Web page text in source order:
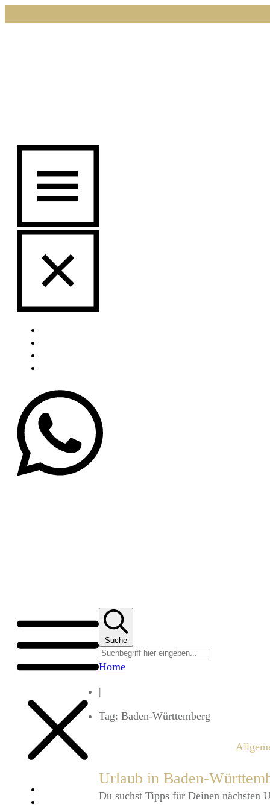
Suche
Home
|
Tag: Baden-Württemberg
Urlaub in Baden-
​Du suchst Tipps für Deinen nächsten